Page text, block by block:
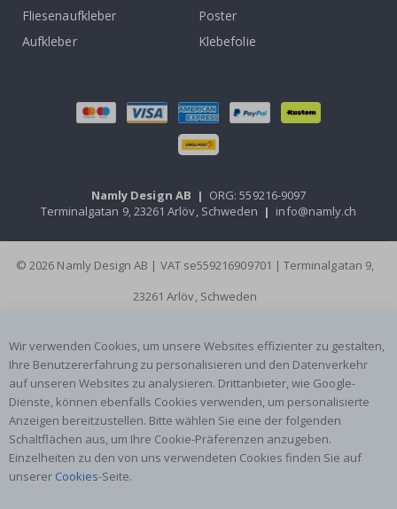
Fliesenaufkleber
Poster
Aufkleber
Klebefolie
Namly Design AB | ORG: 559216-9097
Terminalgatan 9, 23261 Arlöv, Schweden | info@namly.ch
© 2026 Namly Design AB | VAT se559216909701 | Terminalgatan 9,
23261 Arlöv, Schweden
Wir verwenden Cookies, um unsere Websites effizienter zu gestalten,
Ihre Benutzererfahrung zu personalisieren und den Datenverkehr
auf unseren Websites zu analysieren. Drittanbieter, wie Google-
Dienste, können ebenfalls Cookies verwenden, um personalisierte
Anzeigen bereitzustellen. Bitte wählen Sie eine der folgenden
Schaltflächen aus, um Ihre Cookie-Präferenzen anzugeben.
Einzelheiten zu den von uns verwendeten Cookies finden Sie auf
unserer Cookies-Seite.